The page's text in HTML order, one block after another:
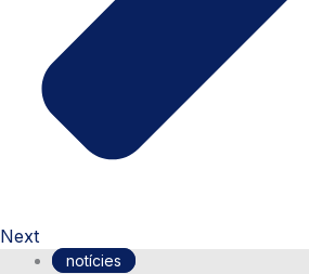
Next
notícies